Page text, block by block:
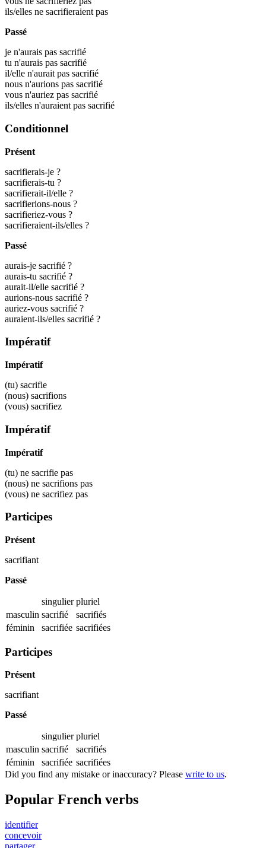
ils/elles ne sacrifieraient pas
Passé
je n'aurais pas sacrifié
tu n'aurais pas sacrifié
il/elle n'aurait pas sacrifié
nous n'aurions pas sacrifié
vous n'auriez pas sacrifié
ils/elles n'auraient pas sacrifié
Conditionnel
Présent
sacrifierais-je ?
sacrifierais-tu ?
sacrifierait-il/elle ?
sacrifierions-nous ?
sacrifieriez-vous ?
sacrifieraient-ils/elles ?
Passé
aurais-je sacrifié ?
aurais-tu sacrifié ?
aurait-il/elle sacrifié ?
aurions-nous sacrifié ?
auriez-vous sacrifié ?
auraient-ils/elles sacrifié ?
Impératif
Impératif
(tu) sacrifie
(nous) sacrifions
(vous) sacrifiez
Impératif
Impératif
(tu) ne sacrifie pas
(nous) ne sacrifions pas
(vous) ne sacrifiez pas
Participes
Présent
sacrifiant
Passé
singulier pluriel
masculin sacrifié
sacrifiés
féminin
sacrifiée sacrifiées
Participes
Présent
sacrifiant
Passé
singulier pluriel
masculin sacrifié
sacrifiés
féminin
sacrifiée sacrifiées
Did you find any mistake or inaccuracy? Please write to us.
Popular French verbs
identifier
concevoir